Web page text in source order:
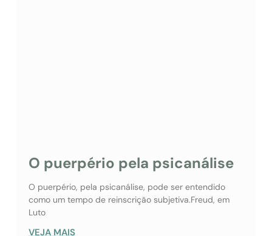
O puerpério pela psicanálise
O puerpério, pela psicanálise, pode ser entendido
como um tempo de reinscrição subjetiva.Freud, em
Luto
VEJA MAIS